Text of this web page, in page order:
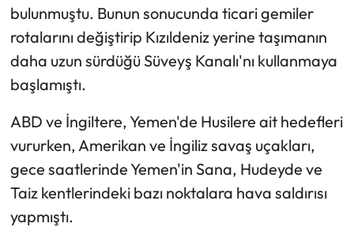
bulunmuştu. Bunun sonucunda ticari gemiler
rotalarını değiştirip Kızıldeniz yerine taşımanın
daha uzun sürdüğü Süveyş Kanalı'nı kullanmaya
başlamıştı.
ABD ve İngiltere, Yemen'de Husilere ait hedefleri
vururken, Amerikan ve İngiliz savaş uçakları,
gece saatlerinde Yemen'in Sana, Hudeyde ve
Taiz kentlerindeki bazı noktalara hava saldırısı
yapmıştı.